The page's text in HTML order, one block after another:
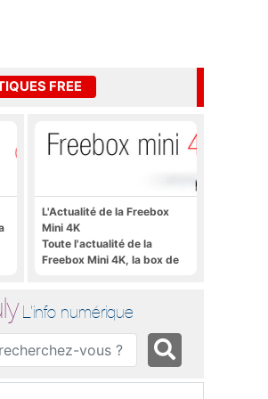
FREE
L'Actualité de la Freebox
Mini 4K
Toute l'actualité de la
Freebox Mini 4K, la box de
L'info numérique